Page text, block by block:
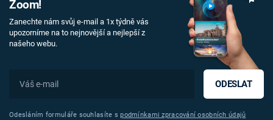
Zoom!
Zanechte nám svůj e-mail a 1x týdně vás
upozorníme na to nejnovější a nejlepší z
našeho webu.
ODESLAT
Odesláním formuláře souhlasíte spodmínkami zpracování osobních údajů